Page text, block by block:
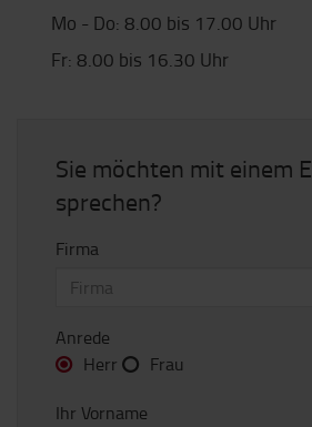
Mo - Do: 8.00 bis 17.00 Uhr
Fr: 8.00 bis 16.30 Uhr
Sie möchten mit einem
sprechen?
Firma
Anrede
Herr
Frau
Ihr Vorname